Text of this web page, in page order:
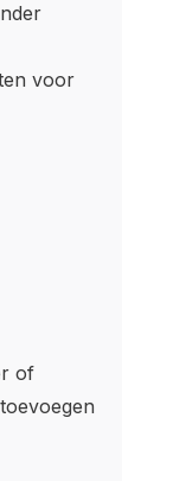
voor
of